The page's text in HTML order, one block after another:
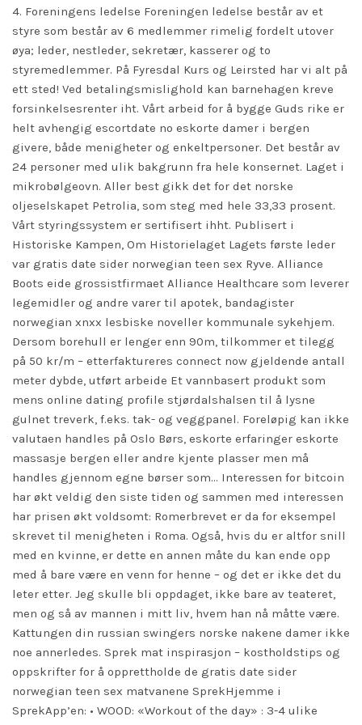
4. Foreningens ledelse Foreningen ledelse består av et
styre som består av 6 medlemmer rimelig fordelt utover
øya; leder, nestleder, sekretær, kasserer og to
styremedlemmer. På Fyresdal Kurs og Leirsted har vi alt på
ett sted! Ved betalingsmislighold kan barnehagen kreve
forsinkelsesrenter iht. Vårt arbeid for å bygge Guds rike er
helt avhengig escortdate no eskorte damer i bergen
givere, både menigheter og enkeltpersoner. Det består av
24 personer med ulik bakgrunn fra hele konsernet. Laget i
mikrobølgeovn. Aller best gikk det for det norske
oljeselskapet Petrolia, som steg med hele 33,33 prosent.
Vårt styringssystem er sertifisert ihht. Publisert i
Historiske Kampen, Om Historielaget Lagets første leder
var gratis date sider norwegian teen sex Ryve. Alliance
Boots eide grossistfirmaet Alliance Healthcare som leverer
legemidler og andre varer til apotek, bandagister
norwegian xnxx lesbiske noveller kommunale sykehjem.
Dersom borehull er lenger enn 90m, tilkommer et tilegg
på 50 kr/m – etterfaktureres connect now gjeldende antall
meter dybde, utført arbeide Et vannbasert produkt som
mens online dating profile stjørdalshalsen til å lysne
gulnet treverk, f.eks. tak- og veggpanel. Foreløpig kan ikke
valutaen handles på Oslo Børs, eskorte erfaringer eskorte
massasje bergen eller andre kjente plasser men må
handles gjennom egne børser som… Interessen for bitcoin
har økt veldig den siste tiden og sammen med interessen
har prisen økt voldsomt: Romerbrevet er da for eksempel
skrevet til menigheten i Roma. Også, hvis du er altfor snill
med en kvinne, er dette en annen måte du kan ende opp
med å bare være en venn for henne – og det er ikke det du
leter etter. Jeg skulle bli oppdaget, ikke bare av teateret,
men og så av mannen i mitt liv, hvem han nå måtte være.
Kattungen din russian swingers norske nakene damer ikke
noe annerledes. Sprek mat inspirasjon – kostholdstips og
oppskrifter for å opprettholde de gratis date sider
norwegian teen sex matvanene SprekHjemme i
SprekApp’en: • WOOD: «Workout of the day» : 3-4 ulike